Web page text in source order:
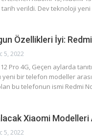
verildi. Dev teknoloji
Özellikleri İyi:
5, 2022
Pro 4G, Geçen aylarda
yeni bir telefon modeller
bu telefonun ismi Redmi
Xiaomi Modelleri
5, 2022